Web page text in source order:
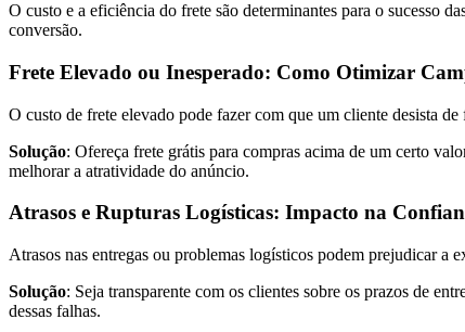
O custo e a eficiência do frete são determinantes para o sucesso
conversão.
Frete Elevado ou Inesperado: Como Otimizar
O custo de frete elevado pode fazer com que um cliente desista
Solução: Ofereça frete grátis para compras acima de um certo
melhorar a atratividade do anúncio.
Atrasos e Rupturas Logísticas: Impacto na
Atrasos nas entregas ou problemas logísticos podem prejudicar
Solução: Seja transparente com os clientes sobre os prazos de
dessas falhas.